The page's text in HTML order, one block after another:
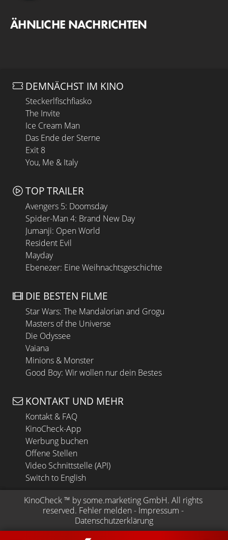
ÄHNLICHE NACHRICHTEN
DEMNÄCHST IM KINO
Steckerlfischfiasko
The Invite
Ice Cream Man
Das Ende der Sterne
Exit 8
You, Me & Italy
TOP TRAILER
Avengers 5: Doomsday
Spider-Man 4: Brand New Day
Jumanji: Open World
Resident Evil
Mayday
Ebenezer: Eine Weihnachtsgeschichte
DIE BESTEN FILME
Star Wars: The Mandalorian and Grogu
Masters of the Universe
Die Odyssee
Vaiana
Minions & Monster
Good Boy: Wir wollen nur dein Bestes
KONTAKT UND MEHR
Kontakt & FAQ
KinoCheck-App
Werbung buchen
Offene Stellen
Video Schnittstelle (API)
Switch to English
KinoCheck ™ by some.marketing GmbH. All rights
reserved. Fehler melden - Impressum -
Datenschutzerklärung